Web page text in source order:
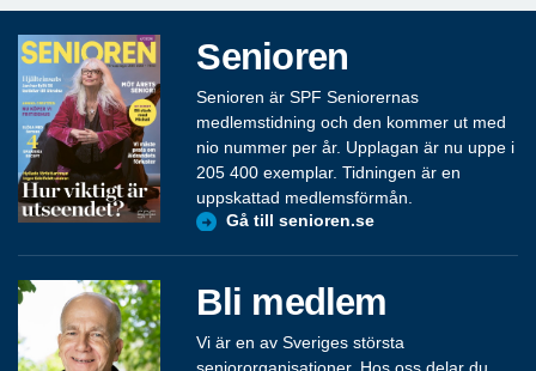
Senioren
Senioren är SPF Seniorernas
medlemstidning och den kommer ut med
nio nummer per år. Upplagan är nu uppe i
205 400 exemplar. Tidningen är en
uppskattad medlemsförmån.
Gå till senioren.se
Bli medlem
Vi är en av Sveriges största